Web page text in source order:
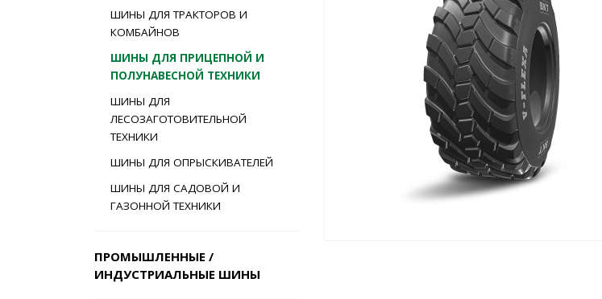
ШИНЫ ДЛЯ ТРАКТОРОВ И
КОМБАЙНОВ
ШИНЫ ДЛЯ ПРИЦЕПНОЙ И
ПОЛУНАВЕСНОЙ ТЕХНИКИ
ШИНЫ ДЛЯ
ЛЕСОЗАГОТОВИТЕЛЬНОЙ
ТЕХНИКИ
ШИНЫ ДЛЯ ОПРЫСКИВАТЕЛЕЙ
ШИНЫ ДЛЯ САДОВОЙ И
ГАЗОННОЙ ТЕХНИКИ
ПРОМЫШЛЕННЫЕ /
ИНДУСТРИАЛЬНЫЕ ШИНЫ